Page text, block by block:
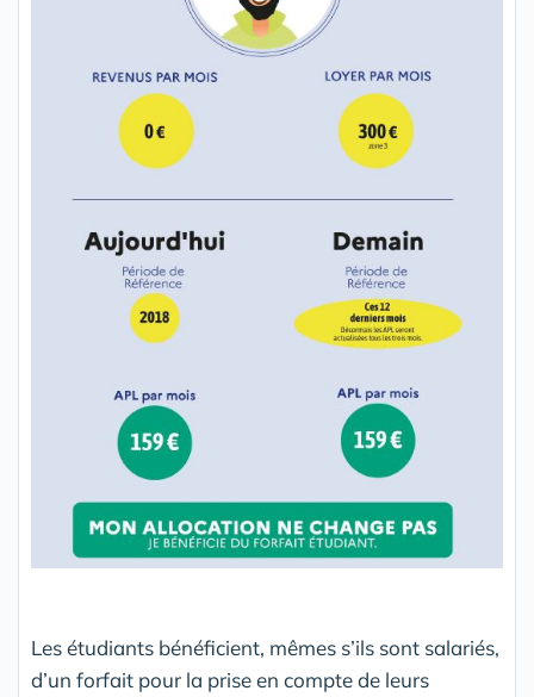
Les étudiants bénéficient, mêmes s’ils sont salariés,
d’un forfait pour la prise en compte de leurs